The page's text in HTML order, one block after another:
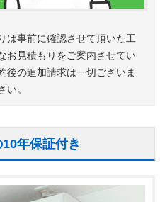
は事前に確認させて頂いた工
お見積もりをご案内させてい
後の追加請求は一切ございま
い。
年保証付き